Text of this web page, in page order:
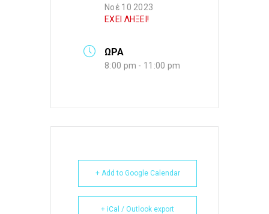
Νοέ 10 2023
ΕΧΕΙ ΛΗΞΕΙ!
ΩΡΑ
8:00 pm - 11:00 pm
+ Add to Google Calendar
+ iCal / Outlook export